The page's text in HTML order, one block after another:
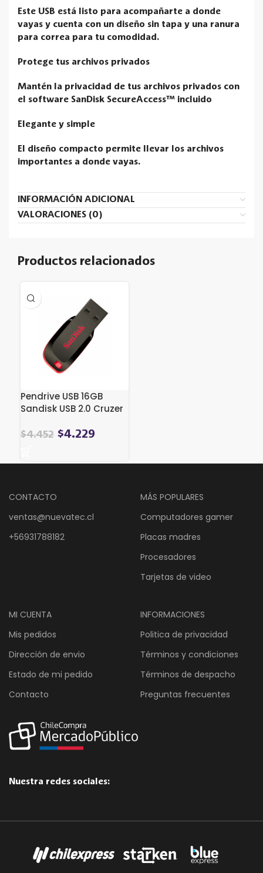
Este USB está listo para acompañarte a donde
vayas y cuenta con un diseño sin tapa y una ranura
para correa para tu comodidad.
Protege tus archivos privados
Mantén la privacidad de tus archivos privados con
el software SanDisk SecureAccess™ incluido
Elegante y simple
El diseño compacto permite llevar los archivos
importantes a donde vayas.
INFORMACIÓN ADICIONAL
VALORACIONES (0)
Productos relacionados
Pendrive USB 16GB
Sandisk USB 2.0 Cruzer
$4.452 $4.229
CONTACTO
ventas@nuevatec.cl
+56931788182
MÁS POPULARES
Computadores gamer
Placas madres
Procesadores
Tarjetas de video
MI CUENTA
Mis pedidos
Dirección de envio
Estado de mi pedido
Contacto
INFORMACIONES
Politica de privacidad
Términos y condiciones
Términos de despacho
Preguntas frecuentes
Nuestra redes sociales: